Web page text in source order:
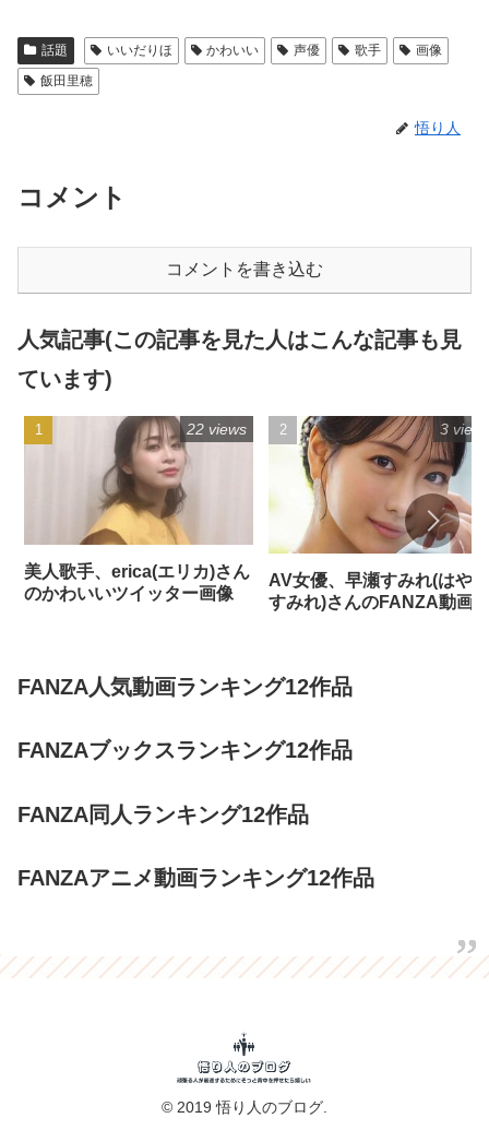
話題 いいだりほ かわいい 声優 歌手
画像
飯田里穂
悟り人
コメント
コメントを書き込む
人気記事(この記事を見た人はこんな記事も見
ています)
美人歌手、erica(エリカ)さん
のかわいいツイッター画像
22 views
AV女優、早瀬すみれ(はやせ
すみれ)さんのFANZA動画
3
FANZA人気動画ランキング12作品
FANZAブックスランキング12作品
FANZA同人ランキング12作品
FANZAアニメ動画ランキング12作品
© 2019 悟り人のブログ.